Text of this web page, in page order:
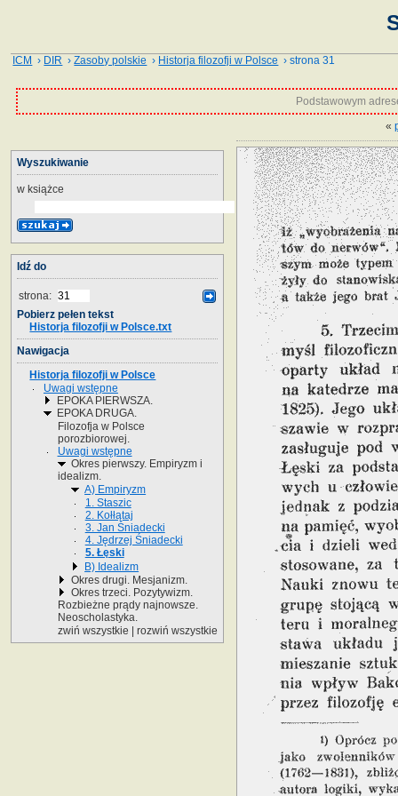
ICM › DIR ›Zasoby polskie › Historja filozofji w Polsce › strona 31
Podstawowym
«
Wyszukiwanie
w książce
Idź do
strona:
Pobierz pełen tekst
Historja filozofji w Polsce.txt
Nawigacja
Historja filozofji w Polsce
Uwagi wstępne
EPOKA PIERWSZA.
EPOKA DRUGA.
Filozofja w Polsce
porozbiorowej.
Uwagi wstępne
Okres pierwszy. Empiryzm i
idealizm.
A) Empiryzm
1. Staszic
2. Kołłątaj
3. Jan Śniadecki
4. Jędrzej Śniadecki
5. Łęski
B) Idealizm
Okres drugi. Mesjanizm.
Okres trzeci. Pozytywizm.
Rozbieżne prądy najnowsze.
Neoscholastyka.
zwiń wszystkie
rozwiń wszystkie